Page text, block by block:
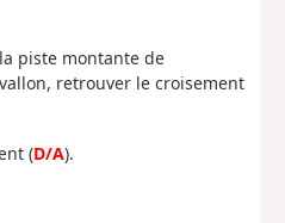
piste montante de
retrouver le croisement
(D/A).